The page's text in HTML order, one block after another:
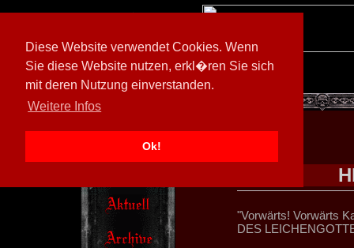
Diese Website verwendet Cookies. Wenn
Sie diese Website nutzen, erkl�ren Sie sich
mit deren Nutzung einverstanden.
Weitere Infos
Ok!
[ 605026/M3]
"Vorwärts! Vorwärts
DES